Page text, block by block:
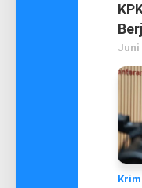
Juni